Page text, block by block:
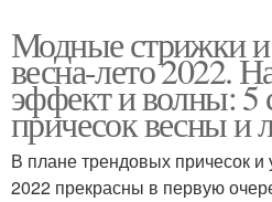
Модные стрижки
весна-лето 2022.
эффект и волны:
причесок весны и
В плане трендовых причесок и
2022 прекрасны в первую